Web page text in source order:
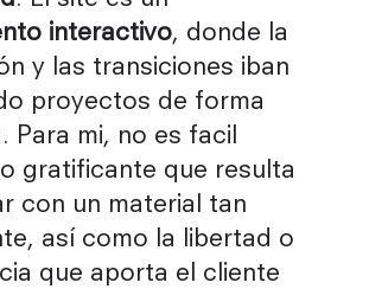
interactivo, donde la
y las transiciones iban
proyectos de forma
Para mi, no es facil
gratificante que resulta
con un material tan
así como la libertad o
que aporta el cliente